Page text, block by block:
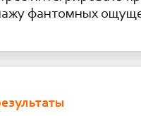
фантомных